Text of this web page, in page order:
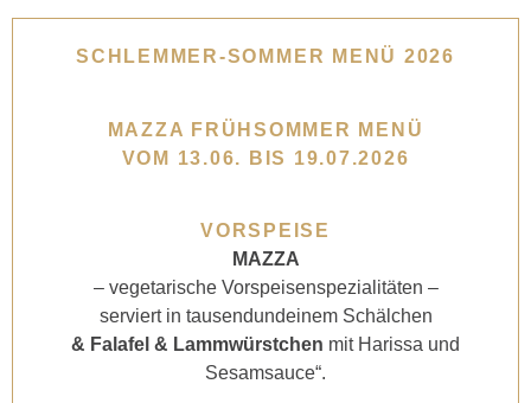
SCHLEMMER-SOMMER MENÜ 2026
MAZZA FRÜHSOMMER MENÜ
VOM 13.06. BIS 19.07.2026
VORSPEISE
MAZZA
– vegetarische Vorspeisenspezialitäten –
serviert in tausendundeinem Schälchen
& Falafel & Lammwürstchen mit Harissa und
Sesamsauce“.